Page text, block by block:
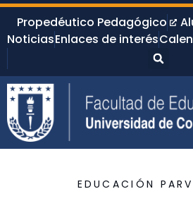
Propedéutico Pedagógico
NoticiasEnlaces de interés
EDUCACIÓN